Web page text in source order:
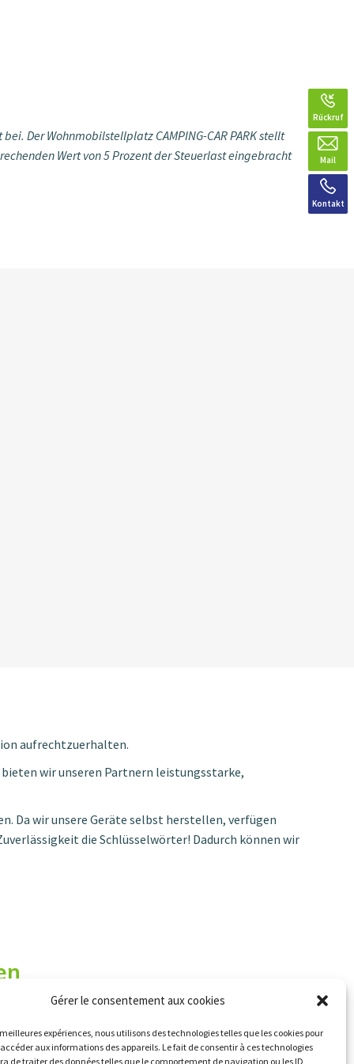
Gérer le consentement aux cookies
expériences, nous utilisons des technologies telles que les cookies pour
aux informations des appareils. Le fait de consentir à ces technologies
de traiter des données telles que le comportement de navigation ou les ID
Rückruf
Mail
Kontakt
Der Wohnmobilstellplatz CAMPING-CAR PARK stellt
Wert von 5 Prozent der Steuerlast eingebracht
aufrechtzuerhalten.
wir unseren Partnern leistungsstarke,
Da wir unsere Geräte selbst herstellen, verfügen
die Schlüsselwörter! Dadurch können wir